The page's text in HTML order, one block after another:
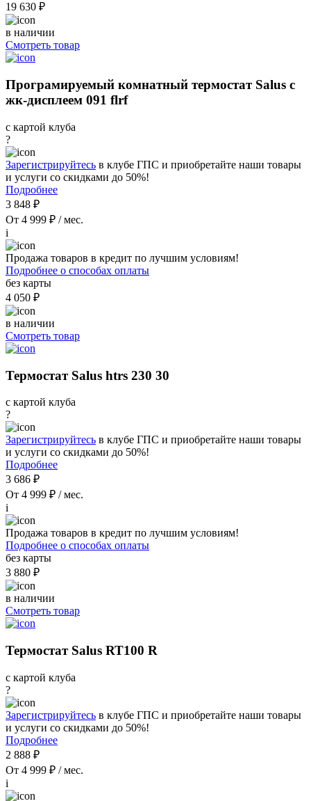
19 630 ₽
в наличии
Смотреть товар
Програмируемый комнатный термостат Salus с
жк-дисплеем 091 flrf
с картой клуба
?
Зарегистрируйтесь в клубе ГПС и приобретайте наши товары
и услуги со скидками до 50%!
Подробнее
3 848 ₽
От 4 999 ₽ / мес.
i
Продажа товаров в кредит по лучшим условиям!
Подробнее о способах оплаты
без карты
4 050 ₽
в наличии
Смотреть товар
Термостат Salus htrs 230 30
с картой клуба
?
Зарегистрируйтесь в клубе ГПС и приобретайте наши товары
и услуги со скидками до 50%!
Подробнее
3 686 ₽
От 4 999 ₽ / мес.
i
Продажа товаров в кредит по лучшим условиям!
Подробнее о способах оплаты
без карты
3 880 ₽
в наличии
Смотреть товар
Термостат Salus RT100 R
с картой клуба
?
Зарегистрируйтесь в клубе ГПС и приобретайте наши товары
и услуги со скидками до 50%!
Подробнее
2 888 ₽
От 4 999 ₽ / мес.
i